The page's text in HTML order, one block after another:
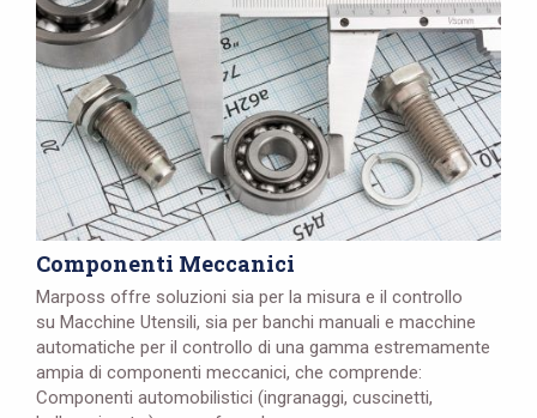
Componenti Meccanici
Marposs offre soluzioni sia per la misura e il controllo
su Macchine Utensili, sia per banchi manuali e macchine
automatiche per il controllo di una gamma estremamente
ampia di componenti meccanici, che comprende:
Componenti automobilistici (ingranaggi, cuscinetti,